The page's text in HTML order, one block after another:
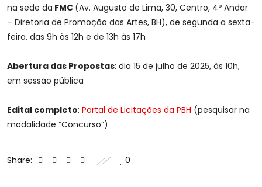
na sede da FMC (Av. Augusto de Lima, 30, Centro, 4º Andar
– Diretoria de Promoção das Artes, BH), de segunda a sexta-
feira, das 9h às 12h e de 13h às 17h
Abertura das Propostas: dia 15 de julho de 2025, às 10h,
em sessão pública
Edital completo: Portal de Licitações da PBH (pesquisar na
modalidade “Concurso”)
Share: 0